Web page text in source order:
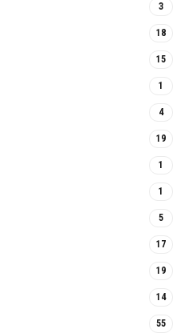
3
18
15
1
4
19
1
1
5
17
19
14
55